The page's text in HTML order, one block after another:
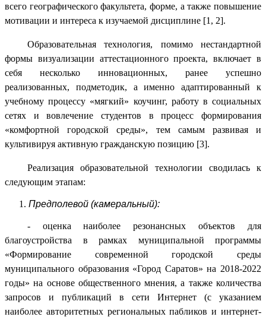
всего географического факультета, форме, а также повышение
мотивации и интереса к изучаемой дисциплине [1, 2].
Образовательная технология, помимо нестандартной
формы визуализации аттестационного проекта, включает в
себя несколько инновационных, ранее успешно
реализованных, подметодик, а именно адаптированный к
учебному процессу «мягкий» коучинг, работу в социальных
сетях и вовлечение студентов в процесс формирования
«комфортной городской среды», тем самым развивая и
культивируя активную гражданскую позицию [3].
Реализация образовательной технологии сводилась к
следующим этапам:
Предполевой (камеральный):
- оценка наиболее резонансных объектов для
благоустройства в рамках муниципальной программы
«Формирование современной городской среды
муниципального образования «Город Саратов» на 2018-2022
годы» на основе общественного мнения, а также количества
запросов и публикаций в сети Интернет (с указанием
наиболее авторитетных региональных пабликов и интернет-